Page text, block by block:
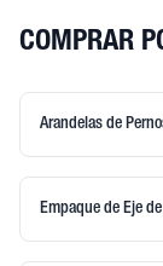
COMPRAR
Arandelas de
Empaque de Eje